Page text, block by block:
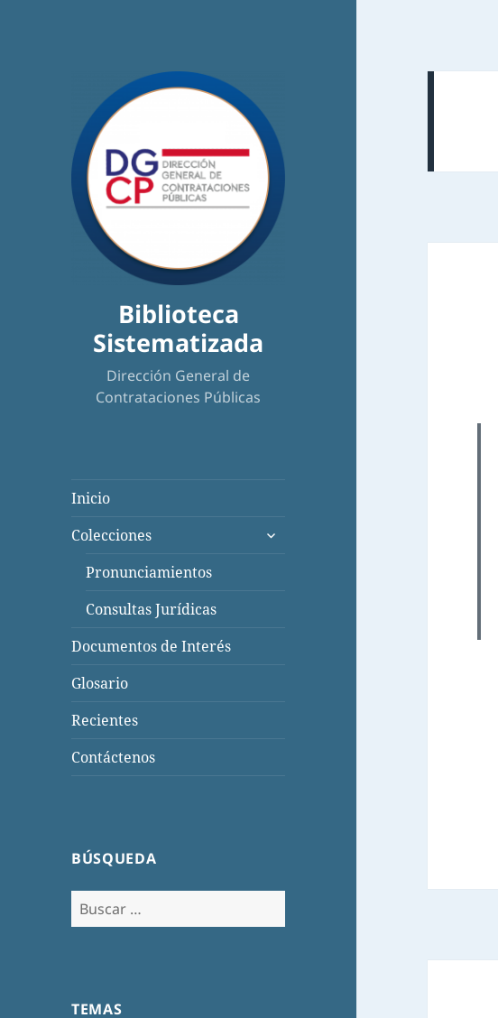
Biblioteca
Sistematizada
Dirección General de
Contrataciones Públicas
Inicio
Colecciones
expande
Pronunciamientos
Consultas Jurídicas
Documentos de Interés
Glosario
Recientes
Contáctenos
BÚSQUEDA
Buscar:
TEMAS